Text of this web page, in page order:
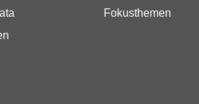
Fokusthemen